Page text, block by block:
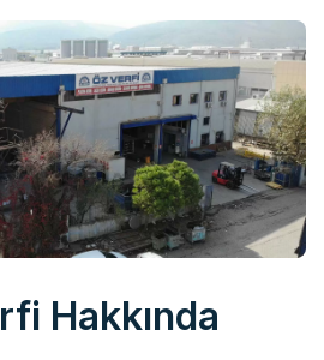
Hakkında
tüm ihtiyaçlarını karşılamak